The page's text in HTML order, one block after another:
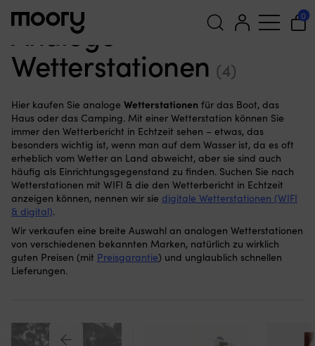
Suchen
nach:
0
Analoge
Wetterstationen (4)
Hier kaufen Sie analoge Wetterstationen für das Boot, das
Haus oder das Camping. Mit einer Wetterstation können Sie
immer den Wetterbericht in Echtzeit sehen – etwas, das
besonders wichtig ist, wenn man auf dem Wasser ist, da es oft
erheblich vom Wetter an Land abweicht, aber sie sind auch
häufig als Einrichtungsgegenstand zu finden. Suchen Sie nach
Wetterstationen mit WIFI & die den Wetterbericht in Echtzeit
anzeigen können, nennen wir sie digitale Wetterstationen (WIFI
& digital).
Wir verkaufen eine breite Auswahl an analogen Wetterstationen
von verschiedenen bekannten Marken, natürlich zu wirklich
guten Preisen (mit Preisgarantie) und unglaublich schnellen
Lieferungen.